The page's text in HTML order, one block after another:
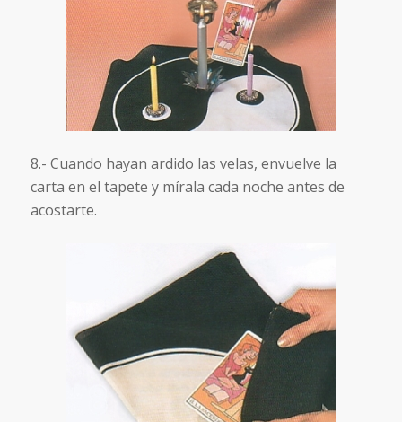
8.- Cuando hayan ardido las velas, envuelve la
carta en el tapete y mírala cada noche antes de
acostarte.